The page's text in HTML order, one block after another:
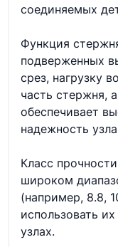
соединяемых
Функция
подверженных
срез, нагрузку
часть стержня,
обеспечивает
надежность
Класс
широком
(например, 8.8,
использовать
узлах.